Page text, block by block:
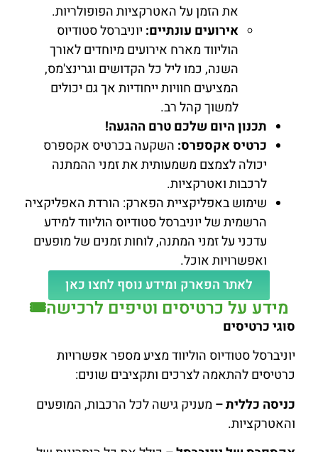
את הזמן על האטרקציות הפופולריות.
אירועים עונתיים: יוניברסל סטודיוס
הוליווד מארח אירועים מיוחדים לאורך
השנה, כמו ליל כל הקדושים וגרינצ'מס,
המציעים חוויות ייחודיות אך גם יכולים
למשוך קהל רב.
תכנון היום שלכם טרם ההגעה!
כרטיס אקספרס: השקעה בכרטיס אקספרס
יכולה לצמצם משמעותית את זמני ההמתנה
לרכבות ואטרקציות.
שימוש באפליקציית הפארק: הורדת האפליקציה
הרשמית של יוניברסל סטודיוס הוליווד למידע
עדכני על זמני המתנה, לוחות זמנים של מופעים
ואפשרויות אוכל.
לאתר הפארק ומידע נוסף לחצו כאן
מידע על כרטיסים וטיפים לרכישה🎟️
סוגי כרטיסים
יוניברסל סטודיוס הוליווד מציע מספר אפשרויות
כרטיסים להתאמה לצרכים ותקציבים שונים:
כניסה כללית – מעניק גישה לכל הרכבות, המופעים
והאטרקציות.